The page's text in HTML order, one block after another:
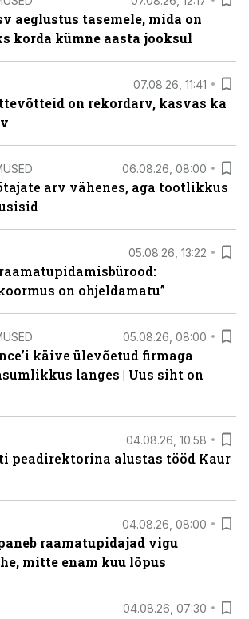
aeglustus tasemele, mida on
korda kümne aasta jooksul
07.08.26, 11:41
on rekordarv, kasvas ka
06.08.26, 08:00
arv vähenes, aga tootlikkus
05.08.26, 13:22
on ohjeldamatu”
05.08.26, 08:00
käive ülevõetud firmaga
langes | Uus siht on
04.08.26, 10:58
peadirektorina alustas tööd Kaur
04.08.26, 08:00
raamatupidajad vigu
mitte enam kuu lõpus
04.08.26, 07:30